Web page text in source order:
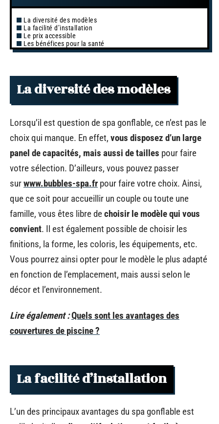
La diversité des modèles
La facilité d’installation
Le prix accessible
Les bénéfices pour la santé
La diversité des modèles
Lorsqu’il est question de spa gonflable, ce n’est pas le
choix qui manque. En effet, vous disposez d’un large
panel de capacités, mais aussi de tailles pour faire
votre sélection. D’ailleurs, vous pouvez passer
surwww.bubbles-spa.fr pour faire votre choix. Ainsi,
que ce soit pour accueillir un couple ou toute une
famille, vous êtes libre dechoisir le modèle qui vous
convient. Il est également possible de choisir les
finitions, la forme, les coloris, les équipements, etc.
Vous pourrez ainsi opter pour le modèle le plus adapté
en fonction de l’emplacement, mais aussi selon le
décor et l’environnement.
Lire également :Quels sont les avantages des
couvertures de piscine ?
La facilité d’installation
L’un des principaux avantages du spa gonflable est